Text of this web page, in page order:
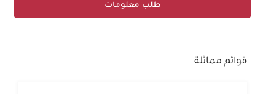
طلب معلومات
قوائم مماثلة